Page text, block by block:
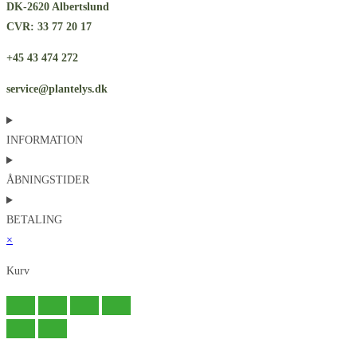
DK-2620 Albertslund
CVR: 33 77 20 17
+45 43 474 272
service@plantelys.dk
INFORMATION
ÅBNINGSTIDER
BETALING
×
Kurv